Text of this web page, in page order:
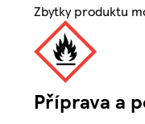
Zbytky produktu
Příprava a